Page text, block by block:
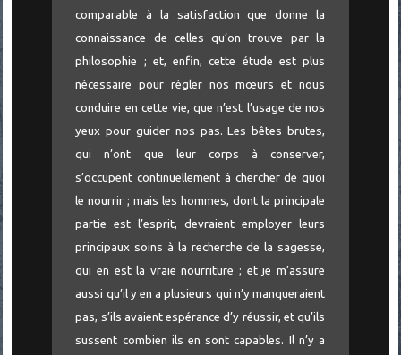
comparable à la satisfaction que donne la
connaissance de celles qu’on trouve par la
philosophie ; et, enfin, cette étude est plus
nécessaire pour régler nos mœurs et nous
conduire en cette vie, que n’est l’usage de nos
yeux pour guider nos pas. Les bêtes brutes,
qui n’ont que leur corps à conserver,
s’occupent continuellement à chercher de quoi
le nourrir ; mais les hommes, dont la principale
partie est l’esprit, devraient employer leurs
principaux soins à la recherche de la sagesse,
qui en est la vraie nourriture ; et je m’assure
aussi qu’il y en a plusieurs qui n’y manqueraient
pas, s’ils avaient espérance d’y réussir, et qu’ils
sussent combien ils en sont capables. Il n’y a